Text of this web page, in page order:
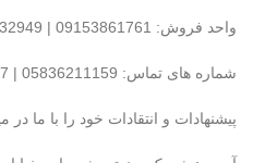
واحد فروش: 09153861761 | 09126332949 (پاسخگویی ۲۴ ساعته)
شماره های تماس: 05836211159 | 05836211157 (پاسخگویی تا 15)
پیشنهادات و انتقادات خود را با ما در میان